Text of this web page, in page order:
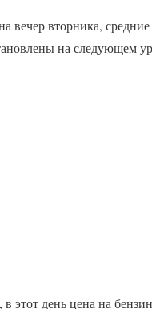
вечер вторника,
на следующем
в этот день цена на